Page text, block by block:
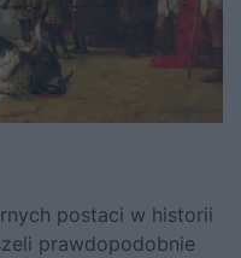
postaci w historii
prawdopodobnie